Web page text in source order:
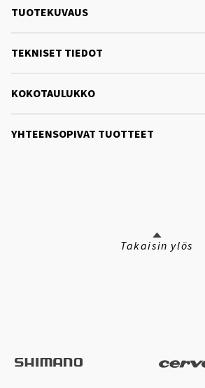
TUOTEKUVAUS
TEKNISET TIEDOT
KOKOTAULUKKO
YHTEENSOPIVAT TUOTTEET
Takaisin ylös